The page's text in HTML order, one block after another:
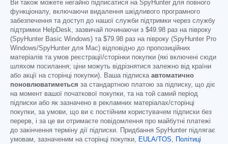
Ви також можете негайно підписатися на SpyHunter для повного
функціоналу, включаючи видалення шкідливого програмного
забезпечення та доступ до нашої служби підтримки через службу
підтримки HelpDesk, зазвичай починаючи з $49.98 раз на півроку
(SpyHunter Basic Windows) та $79.98 раз на півроку (SpyHunter Pro
Windows/SpyHunter для Mac) відповідно до пропозиційних
матеріалів та умов реєстрації/сторінки покупки (які включені сюди
шляхом посилання; ціни можуть відрізнятися залежно від країни
або акції на сторінці покупки). Ваша підписка автоматично
поновлюватиметься за стандартною платою за підписку, що діє
на момент вашої початкової покупки, та на той самий період
підписки або як зазначено в рекламних матеріалах/сторінці
покупки, за умови, що ви є постійним користувачем підписки без
перерв, і за це ви отримаєте повідомлення про майбутні платежі
до закінчення терміну дії підписки. Придбання SpyHunter підлягає
умовам, зазначеним на сторінці покупки,
EULA/TOS
Політиці